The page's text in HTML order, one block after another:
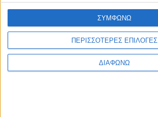
ΠΕΡΙΣΣΟΤΕΡΕΣ ΕΠΙΛΟΓΕΣ
ΔΙΑΦΩΝΩ
ΣΥΜΦΩΝΩ
ΦΡΟΝΤΙΔΑ ΚΟΣΜΗΜΑΤΩΝ
ΔΙΑΜΑΝΤΙΑ